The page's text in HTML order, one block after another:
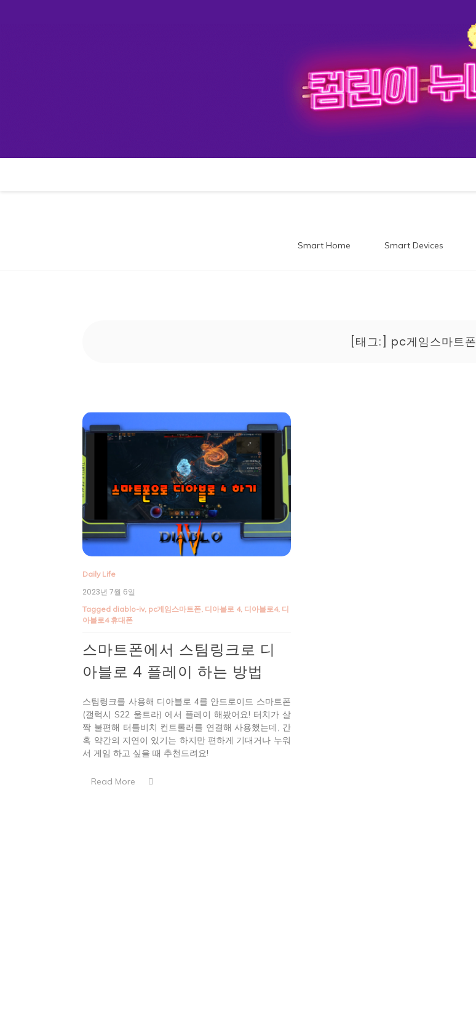
컴린이누나
Smart Home Smart Devices
[태그:] pc게임스마트폰
Daily Life
2023년 7월 6일
Tagged diablo-iv, pc게임스마트폰, 디아블로 4, 디아블로4, 디
아블로4 휴대폰
스마트폰에서 스팀링크로 디
아블로 4 플레이 하는 방법
스팀링크를 사용해 디아블로 4를 안드로이드 스마트폰
(갤럭시 S22 울트라) 에서 플레이 해봤어요! 터치가 살
짝 불편해 터틀비치 컨트롤러를 연결해 사용했는데, 간
혹 약간의 지연이 있기는 하지만 편하게 기대거나 누워
서 게임 하고 싶을 때 추천드려요!
Read More